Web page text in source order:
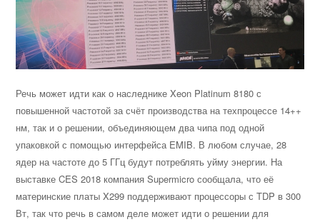
Речь может идти как о наследнике Xeon Platinum 8180 с
повышенной частотой за счёт производства на техпроцессе 14++
нм, так и о решении, объединяющем два чипа под одной
упаковкой с помощью интерфейса EMIB. В любом случае, 28
ядер на частоте до 5 ГГц будут потреблять уйму энергии. На
выставке CES 2018 компания Supermicro сообщала, что её
материнские платы X299 поддерживают процессоры с TDP в 300
Вт, так что речь в самом деле может идти о решении для